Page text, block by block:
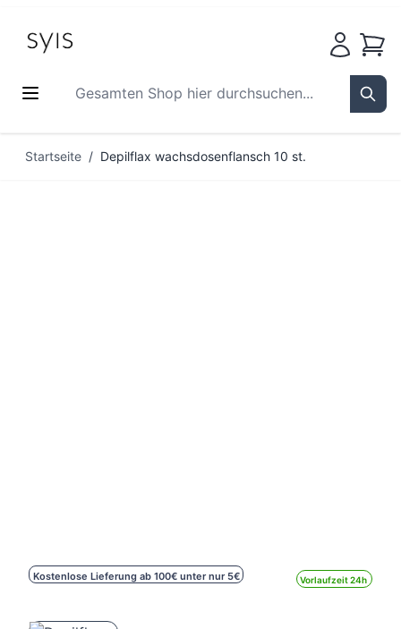
Gesamten Shop hier durchsuchen...
Startseite / Depilflax wachsdosenflansch 10 st.
Kostenlose Lieferung ab 100€ unter nur 5€ Vorlaufzeit 24h